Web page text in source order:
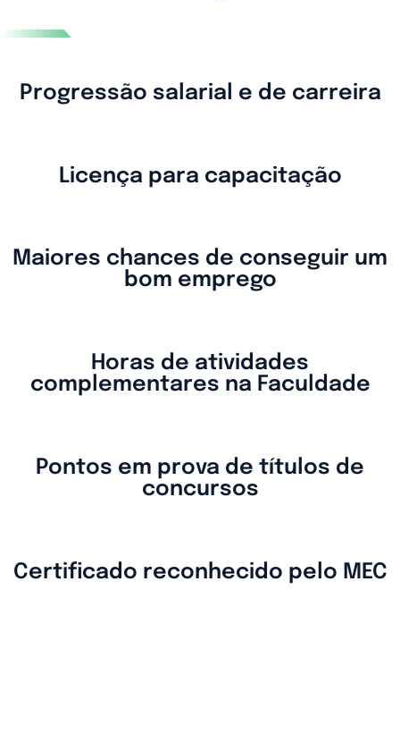
Progressão salarial e de carreira
Licença para capacitação
Maiores chances de conseguir um
bom emprego
Horas de atividades
complementares na Faculdade
Pontos em prova de títulos de
concursos
Certificado reconhecido pelo MEC